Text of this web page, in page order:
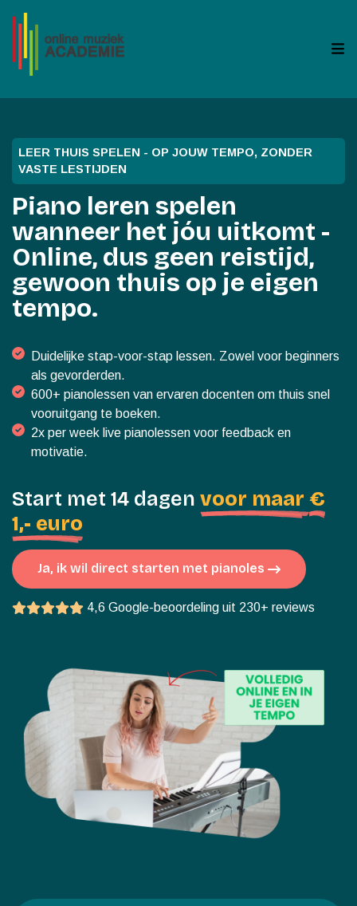
LEER THUIS SPELEN - OP JOUW TEMPO, ZONDER
VASTE LESTIJDEN
Piano leren spelen
wanneer het jóu uitkomt -
Online, dus geen reistijd,
gewoon thuis op je eigen
tempo.
Duidelijke stap-voor-stap lessen. Zowel voor beginners
als gevorderden.
600+ pianolessen van ervaren docenten om thuis snel
vooruitgang te boeken.
2x per week live pianolessen voor feedback en
motivatie.
Start met 14 dagen voor maar €
1,- euro
Ja, ik wil direct starten met pianoles
4,6 Google-beoordeling uit 230+ reviews